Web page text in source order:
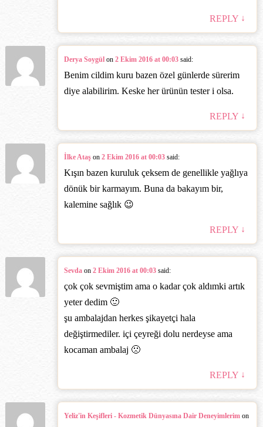
REPLY ↓
Derya Soygül on 2 Ekim 2016 at 00:03 said:
Benim cildim kuru bazen özel günlerde sürerim
diye alabilirim. Keske her ürünün tester i olsa.
REPLY ↓
İlke Ataş on 2 Ekim 2016 at 00:03 said:
Kışın bazen kuruluk çeksem de genellikle yağlıya
dönük bir karmayım. Buna da bakayım bir,
kalemine sağlık 😉
REPLY ↓
Sevda on 2 Ekim 2016 at 00:03 said:
çok çok sevmiştim ama o kadar çok aldımki artık
yeter dedim 🙂
şu ambalajdan herkes şikayetçi hala
değiştirmediler. içi çeyreği dolu nerdeyse ama
kocaman ambalaj 🙁
REPLY ↓
Yeliz'in Keşifleri - Kozmetik Dünyasına Dair Deneyimlerim on